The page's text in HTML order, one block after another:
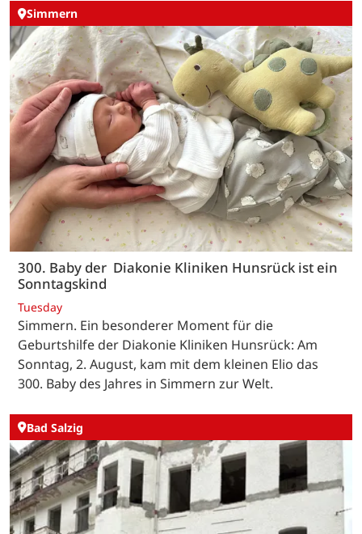
Simmern
300. Baby der Diakonie Kliniken Hunsrück ist ein
Sonntagskind
Tuesday
Simmern. Ein besonderer Moment für die
Geburtshilfe der Diakonie Kliniken Hunsrück: Am
Sonntag, 2. August, kam mit dem kleinen Elio das
300. Baby des Jahres in Simmern zur Welt.
Bad Salzig